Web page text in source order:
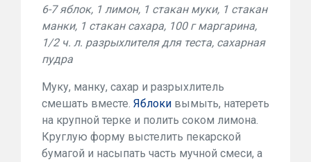
6-7 яблок, 1 лимон, 1 стакан муки, 1 стакан
манки, 1 стакан сахара, 100 г маргарина,
1/2 ч. л. разрыхлителя для теста, сахарная
пудра
Муку, манку, сахар и разрыхлитель
смешать вместе. Яблоки вымыть, натереть
на крупной терке и полить соком лимона.
Круглую форму выстелить пекарской
бумагой и насыпать часть мучной смеси, а